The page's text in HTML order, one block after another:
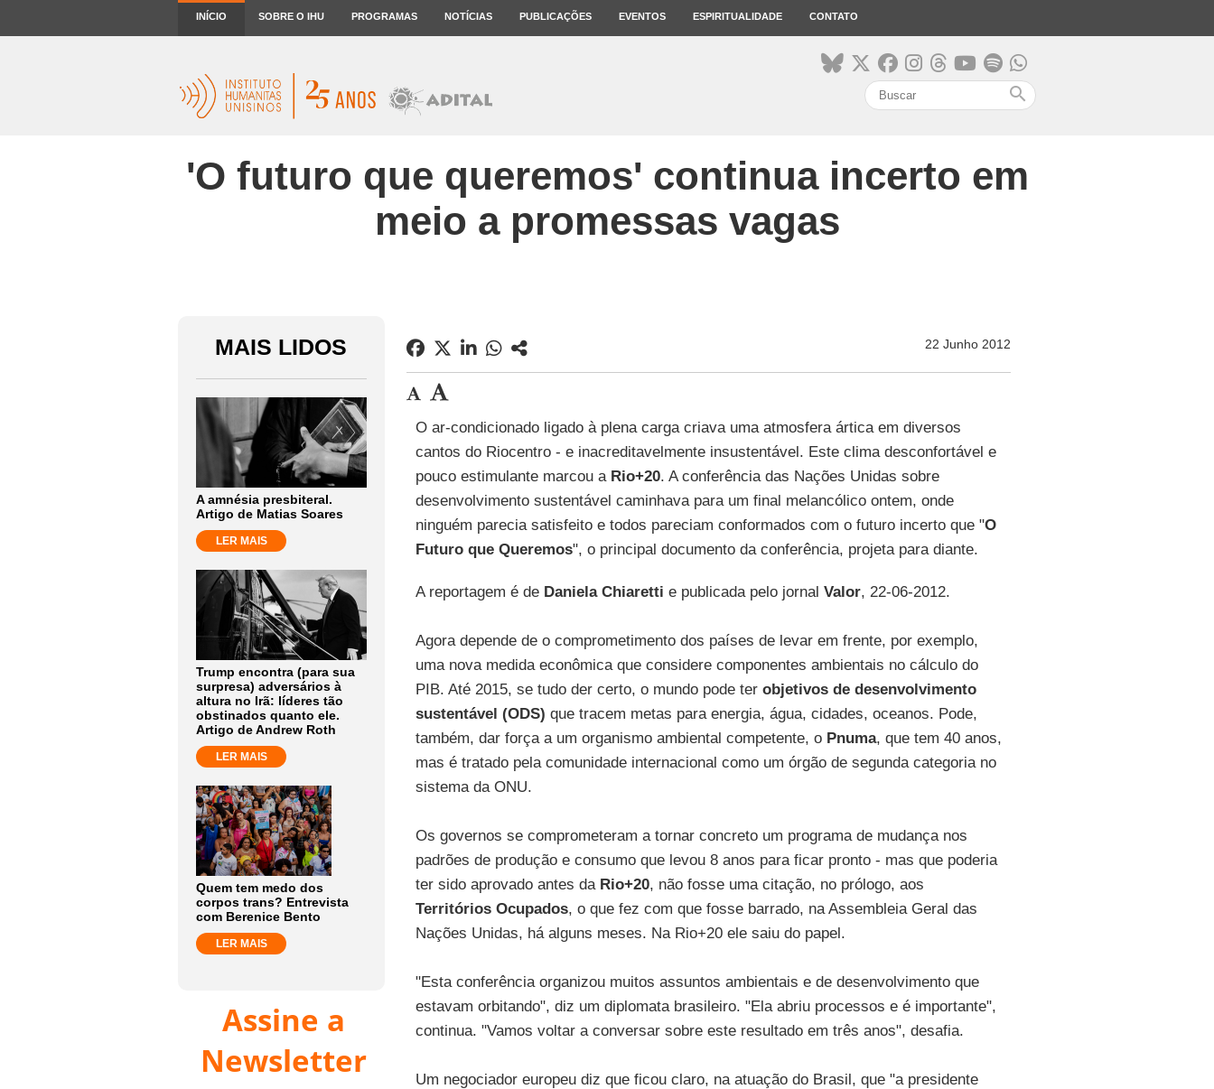
INÍCIO SOBRE O IHU PROGRAMAS NOTÍCIAS PUBLICAÇÕES EVENTOS ESPIRITUALIDADE CONTATO
search
'O futuro que queremos' continua incerto em
meio a promessas vagas
MAIS LIDOS
A amnésia presbiteral.
Artigo de Matias Soares
LER MAIS
Trump encontra (para sua
surpresa) adversários à
altura no Irã: líderes tão
obstinados quanto ele.
Artigo de Andrew Roth
LER MAIS
Quem tem medo dos
corpos trans? Entrevista
com Berenice Bento
LER MAIS
Assine a
Newsletter
22 Junho 2012
O ar-condicionado ligado à plena carga criava uma atmosfera ártica em diversos
cantos do Riocentro - e inacreditavelmente insustentável. Este clima desconfortável e
pouco estimulante marcou a Rio+20. A conferência das Nações Unidas sobre
desenvolvimento sustentável caminhava para um final melancólico ontem, onde
ninguém parecia satisfeito e todos pareciam conformados com o futuro incerto que "O
Futuro que Queremos", o principal documento da conferência, projeta para diante.
A reportagem é de Daniela Chiaretti e publicada pelo jornal Valor, 22-06-2012.
Agora depende de o comprometimento dos países de levar em frente, por exemplo,
uma nova medida econômica que considere componentes ambientais no cálculo do
PIB. Até 2015, se tudo der certo, o mundo pode ter objetivos de desenvolvimento
sustentável (ODS) que tracem metas para energia, água, cidades, oceanos. Pode,
também, dar força a um organismo ambiental competente, o Pnuma, que tem 40 anos,
mas é tratado pela comunidade internacional como um órgão de segunda categoria no
sistema da ONU.
Os governos se comprometeram a tornar concreto um programa de mudança nos
padrões de produção e consumo que levou 8 anos para ficar pronto - mas que poderia
ter sido aprovado antes da Rio+20, não fosse uma citação, no prólogo, aos
Territórios Ocupados, o que fez com que fosse barrado, na Assembleia Geral das
Nações Unidas, há alguns meses. Na Rio+20 ele saiu do papel.
"Esta conferência organizou muitos assuntos ambientais e de desenvolvimento que
estavam orbitando", diz um diplomata brasileiro. "Ela abriu processos e é importante",
continua. "Vamos voltar a conversar sobre este resultado em três anos", desafia.
Um negociador europeu diz que ficou claro, na atuação do Brasil, que "a presidente